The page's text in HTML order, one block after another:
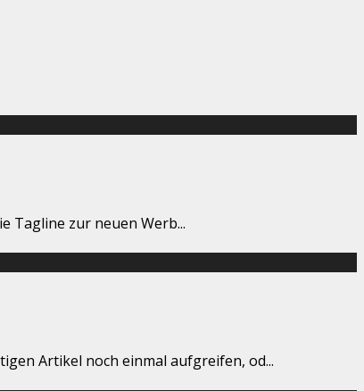
Tagline zur neuen Werb...
Artikel noch einmal aufgreifen, od...